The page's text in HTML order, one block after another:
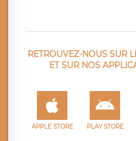
RETROUVEZ-NOUS SUR
ET SUR NOS
APPLE STORE PLAY STORE